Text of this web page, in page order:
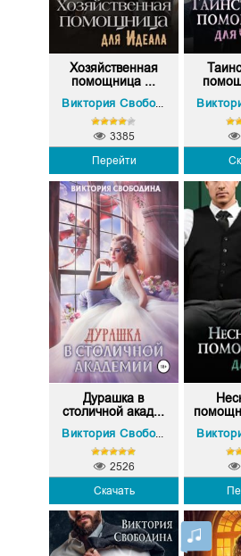
Хозяйственная
помощница ...
Виктория Свободина
Перейти
3385
Дурашка в
столичной акад...
Виктория Свободина
Скачать
2526